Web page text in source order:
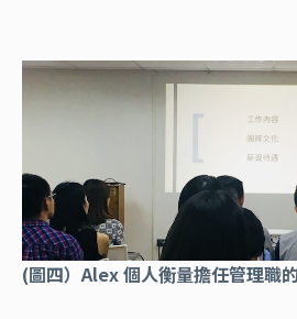
(圖四）Alex 個人衡量擔任管理職